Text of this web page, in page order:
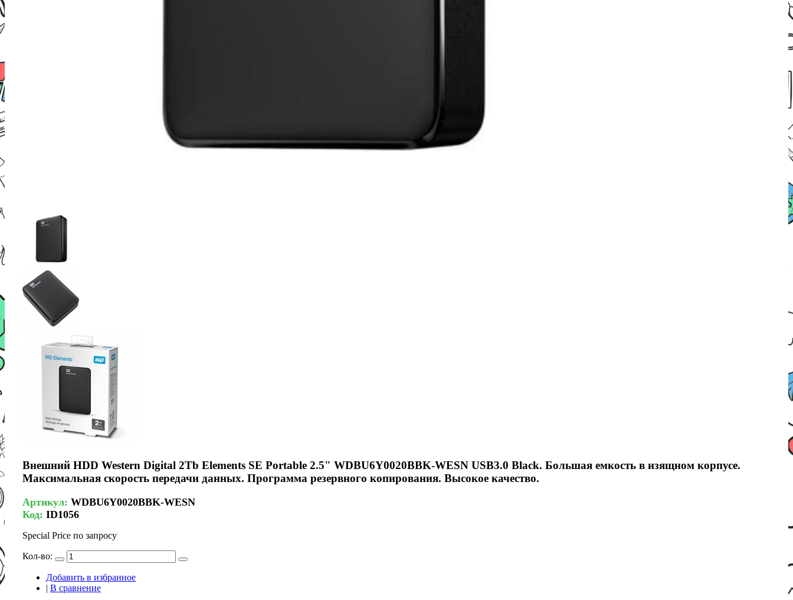
Внешний HDD Western Digital 2Tb Elements SE Portable 2.5" WDBU6Y0020BBK-WESN USB3.0 Black. Большая емкость в изящном корпусе.
Максимальная скорость передачи данных. Программа резервного копирования. Высокое качество.
Артикул: WDBU6Y0020BBK-WESN
Код: ID1056
Special Price по запросу
Кол-во:
Добавить в избранное
| В сравнение